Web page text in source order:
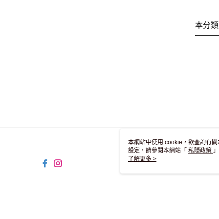
本分
本網站中使用 cookie，欲查詢有
設定，請參閱本網站「 私隱政策
用 cookie。
了解更多 >